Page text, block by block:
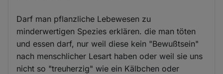
Darf man pflanzliche Lebewesen zu
minderwertigen Spezies erklären. die man töten
und essen darf, nur weil diese kein "Bewußtsein"
nach menschlicher Lesart haben oder weil sie uns
nicht so "treuherzig" wie ein Kälbchen oder